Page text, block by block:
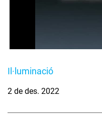
Il·luminació
2 de des. 2022